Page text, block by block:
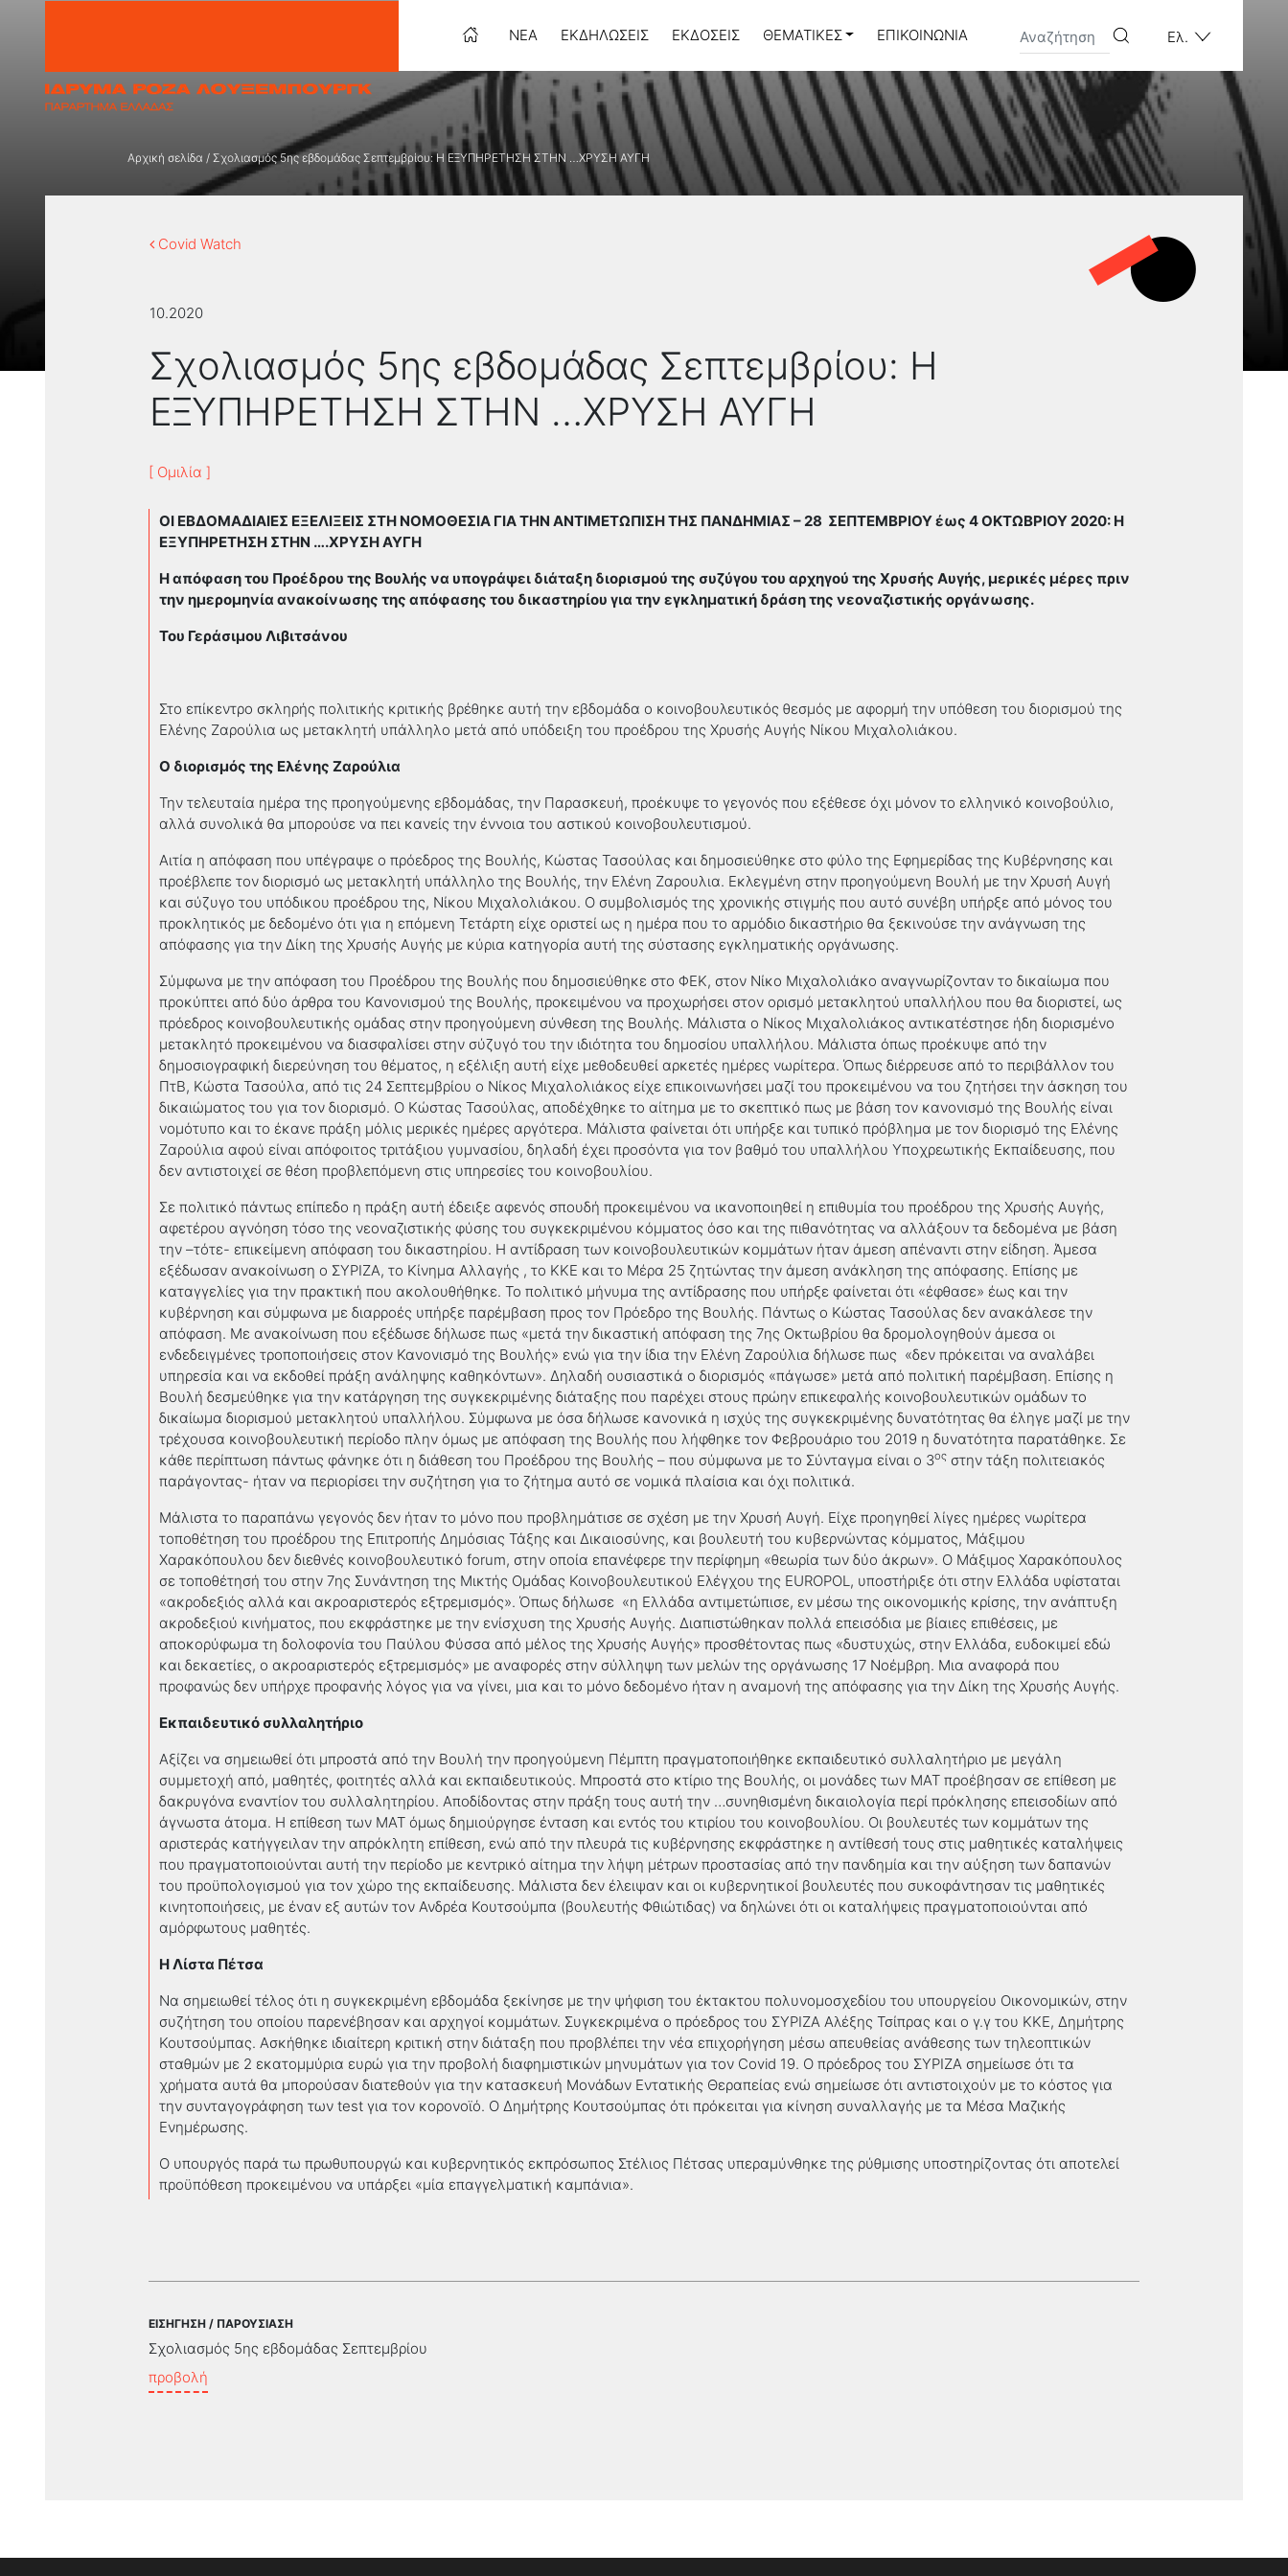
ΝΈΑ
ΕΚΔΗΛΏΣΕΙΣ ΕΚΔΌΣΕΙΣ ΘΕΜΑΤΙΚΈΣ ΕΠΙΚΟΙΝΩΝΊΑ Ελ.
Αρχική σελίδα / Σχολιασμός 5ης εβδομάδας Σεπτεμβρίου: Η ΕΞΥΠΗΡΕΤΗΣΗ ΣΤΗΝ …ΧΡΥΣΗ ΑΥΓΗ
Covid Watch
10.2020
Σχολιασμός 5ης εβδομάδας Σεπτεμβρίου: Η
ΕΞΥΠΗΡΕΤΗΣΗ ΣΤΗΝ …ΧΡΥΣΗ ΑΥΓΗ
[ Ομιλία ]
ΟΙ ΕΒΔΟΜΑΔΙΑΙΕΣ ΕΞΕΛΙΞΕΙΣ ΣΤΗ ΝΟΜΟΘΕΣΙΑ ΓΙΑ ΤΗΝ ΑΝΤΙΜΕΤΩΠΙΣΗ ΤΗΣ ΠΑΝΔΗΜΙΑΣ – 28 ΣΕΠΤΕΜΒΡΙΟΥ έως 4 ΟΚΤΩΒΡΙΟΥ 2020: Η
ΕΞΥΠΗΡΕΤΗΣΗ ΣΤΗΝ ….ΧΡΥΣΗ ΑΥΓΗ
Η απόφαση του Προέδρου της Βουλής να υπογράψει διάταξη διορισμού της συζύγου του αρχηγού της Χρυσής Αυγής, μερικές μέρες πριν
την ημερομηνία ανακοίνωσης της απόφασης του δικαστηρίου για την εγκληματική δράση της νεοναζιστικής οργάνωσης.
Του Γεράσιμου Λιβιτσάνου
Στο επίκεντρο σκληρής πολιτικής κριτικής βρέθηκε αυτή την εβδομάδα ο κοινοβουλευτικός θεσμός με αφορμή την υπόθεση του διορισμού της
Ελένης Ζαρούλια ως μετακλητή υπάλληλο μετά από υπόδειξη του προέδρου της Χρυσής Αυγής Νίκου Μιχαλολιάκου.
Ο διορισμός της Ελένης Ζαρούλια
Την τελευταία ημέρα της προηγούμενης εβδομάδας, την Παρασκευή, προέκυψε το γεγονός που εξέθεσε όχι μόνον το ελληνικό κοινοβούλιο,
αλλά συνολικά θα μπορούσε να πει κανείς την έννοια του αστικού κοινοβουλευτισμού.
Αιτία η απόφαση που υπέγραψε ο πρόεδρος της Βουλής, Κώστας Τασούλας και δημοσιεύθηκε στο φύλο της Εφημερίδας της Κυβέρνησης και
προέβλεπε τον διορισμό ως μετακλητή υπάλληλο της Βουλής, την Ελένη Ζαρουλια. Εκλεγμένη στην προηγούμενη Βουλή με την Χρυσή Αυγή
και σύζυγο του υπόδικου προέδρου της, Νίκου Μιχαλολιάκου. Ο συμβολισμός της χρονικής στιγμής που αυτό συνέβη υπήρξε από μόνος του
προκλητικός με δεδομένο ότι για η επόμενη Τετάρτη είχε οριστεί ως η ημέρα που το αρμόδιο δικαστήριο θα ξεκινούσε την ανάγνωση της
απόφασης για την Δίκη της Χρυσής Αυγής με κύρια κατηγορία αυτή της σύστασης εγκληματικής οργάνωσης.
Σύμφωνα με την απόφαση του Προέδρου της Βουλής που δημοσιεύθηκε στο ΦΕΚ, στον Νίκο Μιχαλολιάκο αναγνωρίζονταν το δικαίωμα που
προκύπτει από δύο άρθρα του Κανονισμού της Βουλής, προκειμένου να προχωρήσει στον ορισμό μετακλητού υπαλλήλου που θα διοριστεί, ως
πρόεδρος κοινοβουλευτικής ομάδας στην προηγούμενη σύνθεση της Βουλής. Μάλιστα ο Νίκος Μιχαλολιάκος αντικατέστησε ήδη διορισμένο
μετακλητό προκειμένου να διασφαλίσει στην σύζυγό του την ιδιότητα του δημοσίου υπαλλήλου. Μάλιστα όπως προέκυψε από την
δημοσιογραφική διερεύνηση του θέματος, η εξέλιξη αυτή είχε μεθοδευθεί αρκετές ημέρες νωρίτερα. Όπως διέρρευσε από το περιβάλλον του
ΠτΒ, Κώστα Τασούλα, από τις 24 Σεπτεμβρίου ο Νίκος Μιχαλολιάκος είχε επικοινωνήσει μαζί του προκειμένου να του ζητήσει την άσκηση του
δικαιώματος του για τον διορισμό. Ο Κώστας Τασούλας, αποδέχθηκε το αίτημα με το σκεπτικό πως με βάση τον κανονισμό της Βουλής είναι
νομότυπο και το έκανε πράξη μόλις μερικές ημέρες αργότερα. Μάλιστα φαίνεται ότι υπήρξε και τυπικό πρόβλημα με τον διορισμό της Ελένης
Ζαρούλια αφού είναι απόφοιτος τριτάξιου γυμνασίου, δηλαδή έχει προσόντα για τον βαθμό του υπαλλήλου Υποχρεωτικής Εκπαίδευσης, που
δεν αντιστοιχεί σε θέση προβλεπόμενη στις υπηρεσίες του κοινοβουλίου.
Σε πολιτικό πάντως επίπεδο η πράξη αυτή έδειξε αφενός σπουδή προκειμένου να ικανοποιηθεί η επιθυμία του προέδρου της Χρυσής Αυγής,
αφετέρου αγνόηση τόσο της νεοναζιστικής φύσης του συγκεκριμένου κόμματος όσο και της πιθανότητας να αλλάξουν τα δεδομένα με βάση
την –τότε- επικείμενη απόφαση του δικαστηρίου. Η αντίδραση των κοινοβουλευτικών κομμάτων ήταν άμεση απέναντι στην είδηση. Άμεσα
εξέδωσαν ανακοίνωση ο ΣΥΡΙΖΑ, το Κίνημα Αλλαγής , το ΚΚΕ και το Μέρα 25 ζητώντας την άμεση ανάκληση της απόφασης. Επίσης με
καταγγελίες για την πρακτική που ακολουθήθηκε. Το πολιτικό μήνυμα της αντίδρασης που υπήρξε φαίνεται ότι «έφθασε» έως και την
κυβέρνηση και σύμφωνα με διαρροές υπήρξε παρέμβαση προς τον Πρόεδρο της Βουλής. Πάντως ο Κώστας Τασούλας δεν ανακάλεσε την
απόφαση. Με ανακοίνωση που εξέδωσε δήλωσε πως «μετά την δικαστική απόφαση της 7ης Οκτωβρίου θα δρομολογηθούν άμεσα οι
ενδεδειγμένες τροποποιήσεις στον Κανονισμό της Βουλής» ενώ για την ίδια την Ελένη Ζαρούλια δήλωσε πως «δεν πρόκειται να αναλάβει
υπηρεσία και να εκδοθεί πράξη ανάληψης καθηκόντων». Δηλαδή ουσιαστικά ο διορισμός «πάγωσε» μετά από πολιτική παρέμβαση. Επίσης η
Βουλή δεσμεύθηκε για την κατάργηση της συγκεκριμένης διάταξης που παρέχει στους πρώην επικεφαλής κοινοβουλευτικών ομάδων το
δικαίωμα διορισμού μετακλητού υπαλλήλου. Σύμφωνα με όσα δήλωσε κανονικά η ισχύς της συγκεκριμένης δυνατότητας θα έληγε μαζί με την
τρέχουσα κοινοβουλευτική περίοδο πλην όμως με απόφαση της Βουλής που λήφθηκε τον Φεβρουάριο του 2019 η δυνατότητα παρατάθηκε. Σε
κάθε περίπτωση πάντως φάνηκε ότι η διάθεση του Προέδρου της Βουλής – που σύμφωνα με το Σύνταγμα είναι ο 3ος στην τάξη πολιτειακός
παράγοντας- ήταν να περιορίσει την συζήτηση για το ζήτημα αυτό σε νομικά πλαίσια και όχι πολιτικά.
Μάλιστα το παραπάνω γεγονός δεν ήταν το μόνο που προβλημάτισε σε σχέση με την Χρυσή Αυγή. Είχε προηγηθεί λίγες ημέρες νωρίτερα
τοποθέτηση του προέδρου της Επιτροπής Δημόσιας Τάξης και Δικαιοσύνης, και βουλευτή του κυβερνώντας κόμματος, Μάξιμου
Χαρακόπουλου δεν διεθνές κοινοβουλευτικό forum, στην οποία επανέφερε την περίφημη «θεωρία των δύο άκρων». Ο Μάξιμος Χαρακόπουλος
σε τοποθέτησή του στην 7ης Συνάντηση της Μικτής Ομάδας Κοινοβουλευτικού Ελέγχου της EUROPOL, υποστήριξε ότι στην Ελλάδα υφίσταται
«ακροδεξιός αλλά και ακροαριστερός εξτρεμισμός». Όπως δήλωσε «η Ελλάδα αντιμετώπισε, εν μέσω της οικονομικής κρίσης, την ανάπτυξη
ακροδεξιού κινήματος, που εκφράστηκε με την ενίσχυση της Χρυσής Αυγής. Διαπιστώθηκαν πολλά επεισόδια με βίαιες επιθέσεις, με
αποκορύφωμα τη δολοφονία του Παύλου Φύσσα από μέλος της Χρυσής Αυγής» προσθέτοντας πως «δυστυχώς, στην Ελλάδα, ευδοκιμεί εδώ
και δεκαετίες, ο ακροαριστερός εξτρεμισμός» με αναφορές στην σύλληψη των μελών της οργάνωσης 17 Νοέμβρη. Μια αναφορά που
προφανώς δεν υπήρχε προφανής λόγος για να γίνει, μια και το μόνο δεδομένο ήταν η αναμονή της απόφασης για την Δίκη της Χρυσής Αυγής.
Εκπαιδευτικό συλλαλητήριο
Αξίζει να σημειωθεί ότι μπροστά από την Βουλή την προηγούμενη Πέμπτη πραγματοποιήθηκε εκπαιδευτικό συλλαλητήριο με μεγάλη
συμμετοχή από, μαθητές, φοιτητές αλλά και εκπαιδευτικούς. Μπροστά στο κτίριο της Βουλής, οι μονάδες των ΜΑΤ προέβησαν σε επίθεση με
δακρυγόνα εναντίον του συλλαλητηρίου. Αποδίδοντας στην πράξη τους αυτή την …συνηθισμένη δικαιολογία περί πρόκλησης επεισοδίων από
άγνωστα άτομα. Η επίθεση των ΜΑΤ όμως δημιούργησε ένταση και εντός του κτιρίου του κοινοβουλίου. Οι βουλευτές των κομμάτων της
αριστεράς κατήγγειλαν την απρόκλητη επίθεση, ενώ από την πλευρά τις κυβέρνησης εκφράστηκε η αντίθεσή τους στις μαθητικές καταλήψεις
που πραγματοποιούνται αυτή την περίοδο με κεντρικό αίτημα την λήψη μέτρων προστασίας από την πανδημία και την αύξηση των δαπανών
του προϋπολογισμού για τον χώρο της εκπαίδευσης. Μάλιστα δεν έλειψαν και οι κυβερνητικοί βουλευτές που συκοφάντησαν τις μαθητικές
κινητοποιήσεις, με έναν εξ αυτών τον Ανδρέα Κουτσούμπα (βουλευτής Φθιώτιδας) να δηλώνει ότι οι καταλήψεις πραγματοποιούνται από
αμόρφωτους μαθητές.
Η Λίστα Πέτσα
Να σημειωθεί τέλος ότι η συγκεκριμένη εβδομάδα ξεκίνησε με την ψήφιση του έκτακτου πολυνομοσχεδίου του υπουργείου Οικονομικών, στην
συζήτηση του οποίου παρενέβησαν και αρχηγοί κομμάτων. Συγκεκριμένα ο πρόεδρος του ΣΥΡΙΖΑ Αλέξης Τσίπρας και ο γ.γ του ΚΚΕ, Δημήτρης
Κουτσούμπας. Ασκήθηκε ιδιαίτερη κριτική στην διάταξη που προβλέπει την νέα επιχορήγηση μέσω απευθείας ανάθεσης των τηλεοπτικών
σταθμών με 2 εκατομμύρια ευρώ για την προβολή διαφημιστικών μηνυμάτων για τον Covid 19. Ο πρόεδρος του ΣΥΡΙΖΑ σημείωσε ότι τα
χρήματα αυτά θα μπορούσαν διατεθούν για την κατασκευή Μονάδων Εντατικής Θεραπείας ενώ σημείωσε ότι αντιστοιχούν με το κόστος για
την συνταγογράφηση των test για τον κορονοϊό. Ο Δημήτρης Κουτσούμπας ότι πρόκειται για κίνηση συναλλαγής με τα Μέσα Μαζικής
Ενημέρωσης.
O υπουργός παρά τω πρωθυπουργώ και κυβερνητικός εκπρόσωπος Στέλιος Πέτσας υπεραμύνθηκε της ρύθμισης υποστηρίζοντας ότι αποτελεί
προϋπόθεση προκειμένου να υπάρξει «μία επαγγελματική καμπάνια».
ΕΙΣΗΓΗΣΗ / ΠΑΡΟΥΣΙΑΣΗ
Σχολιασμός 5ης εβδομάδας Σεπτεμβρίου
προβολή